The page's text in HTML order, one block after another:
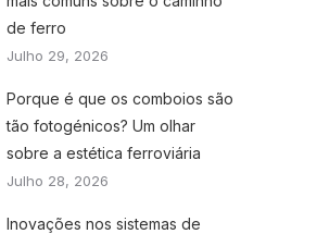
de ferro
Julho 29, 2026
Porque é que os comboios são
tão fotogénicos? Um olhar
sobre a estética ferroviária
Julho 28, 2026
Inovações nos sistemas de